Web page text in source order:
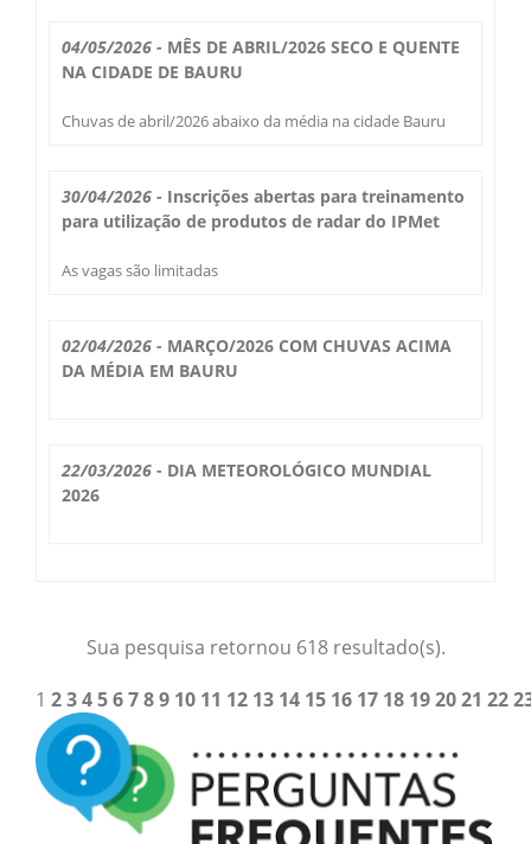
04/05/2026 - MÊS DE ABRIL/2026 SECO E QUENTE
NA CIDADE DE BAURU
Chuvas de abril/2026 abaixo da média na cidade Bauru
30/04/2026 - Inscrições abertas para treinamento
para utilização de produtos de radar do IPMet
As vagas são limitadas
02/04/2026 - MARÇO/2026 COM CHUVAS ACIMA
DA MÉDIA EM BAURU
22/03/2026 - DIA METEOROLÓGICO MUNDIAL
2026
Sua pesquisa retornou 618 resultado(s).
1 23456789 10 11 12 13 14 15 16 17 18 192021 22